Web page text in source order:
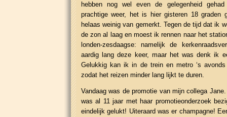
hebben nog wel even de gelegenheid
prachtige weer, het is hier gisteren 18 graden
helaas weinig van gemerkt. Tegen de tijd dat ik
de zon al laag en moest ik rennen naar het
londen-zesdaagse: namelijk de
aardig lang deze keer, maar het was denk ik
Gelukkig kan ik in de trein en metro ‘s
zodat het reizen minder lang lijkt te duren.
Vandaag was de promotie van mijn collega
was al 11 jaar met haar promotieonderzoek
eindelijk gelukt! Uiteraard was er champagne!